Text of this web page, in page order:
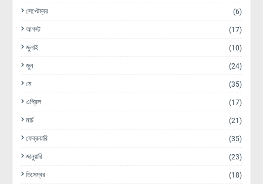
সেপ্টেম্বর (6)
আগস্ট (17)
জুলাই (10)
জুন (24)
মে (35)
এপ্রিল (17)
মার্চ (21)
ফেব্রুয়ারি (35)
জানুয়ারি (23)
ডিসেম্বর (18)